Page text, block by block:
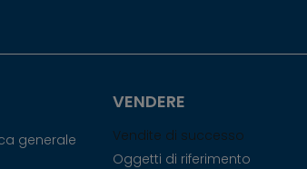
generale
VENDERE
Vendite di successo
Oggetti di riferimento